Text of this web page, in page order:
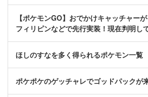
【ポケモンGO】おでかけキャッチャー
フィリピンなどで先行実装！現在判明し
ほしのすなを多く得られるポケモン一覧
ポケポケのゲッチャレでゴッドパックが